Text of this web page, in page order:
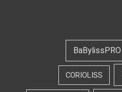
BaBylissPRO
CORIOLISS